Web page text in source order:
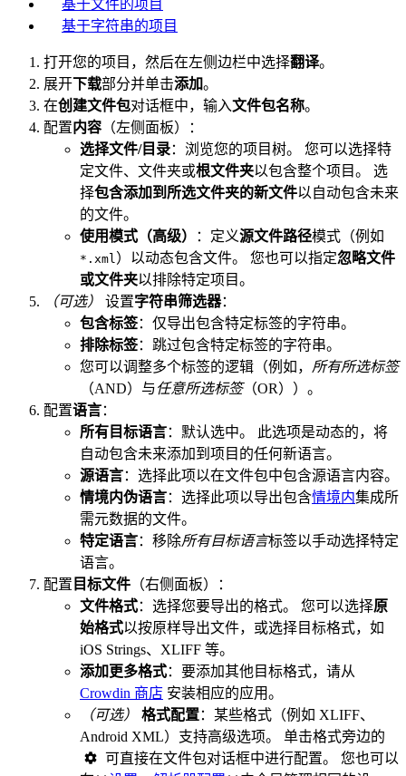
基于文件的项目
基于字符串的项目
打开您的项目，然后在左侧边栏中选择翻译。
展开下载部分并单击添加。
在创建文件包对话框中，输入文件包名称。
配置内容 （左侧面板）：
选择文件/目录：浏览您的项目树。 您可以选择特
定文件、文件夹或根文件夹以包含整个项目。 选
择包含添加到所选文件夹的新文件以自动包含未来
的文件。
使用模式（高级）
：定义源文件路径模式（例如
*.xml ）以动态包含文件。 您也可以指定忽略文件
或文件夹以排除特定项目。
（可选）
设置字符串筛选器：
包含标签：仅导出包含特定标签的字符串。
排除标签：跳过包含特定标签的字符串。
您可以调整多个标签的逻辑（例如， 所有所选标签
（AND）与任意所选标签（OR））。
配置语言：
所有目标语言：默认选中。 此选项是动态的，将
自动包含未来添加到项目的任何新语言。
源语言：选择此项以在文件包中包含源语言内容。
情境内伪语言：选择此项以导出包含情境内集成所
需元数据的文件。
特定语言：移除所有目标语言标签以手动选择特定
语言。
配置 目标文件 （右侧面板）：
文件格式：选择您要导出的格式。 您可以选择原
始格式以按原样导出文件，或选择目标格式，如
iOS Strings、XLIFF 等。
添加更多格式：要添加其他目标格式，请从
Crowdin 商店 安装相应的应用。
（可选）
格式配置：某些格式（例如 XLIFF、
Android XML）支持高级选项。 单击格式旁边的
可直接在文件包对话框中进行配置。 您也可以